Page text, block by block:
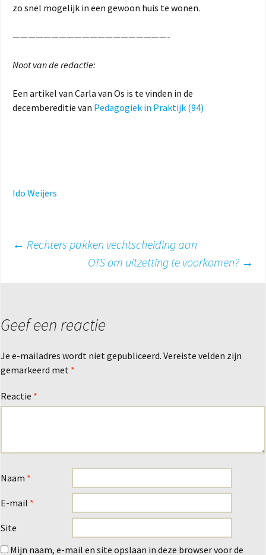
zo snel mogelijk in een gewoon huis te wonen.
————————————————————-
Noot van de redactie:
Een artikel van Carla van Os is te vinden in de
decembereditie van Pedagogiek in Praktijk (94)
Ido Weijers
Berichtnavigatie
← Rechters pakken vechtscheiding aan
OTS om uitzetting te voorkomen? →
Geef een reactie
Je e-mailadres wordt niet gepubliceerd. Vereiste velden zijn
gemarkeerd met *
Reactie *
Naam *
E-mail *
Site
Mijn naam, e-mail en site opslaan in deze browser voor de